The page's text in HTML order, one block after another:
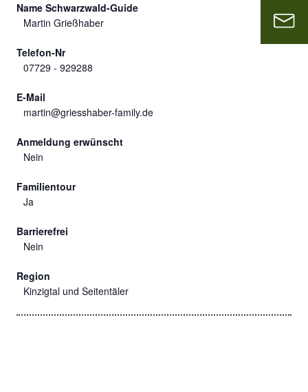
Name Schwarzwald-Guide
Martin Grießhaber
Telefon-Nr
07729 - 929288
E-Mail
martin@griesshaber-family.de
Anmeldung erwünscht
Nein
Familientour
Ja
Barrierefrei
Nein
Region
Kinzigtal und Seitentäler